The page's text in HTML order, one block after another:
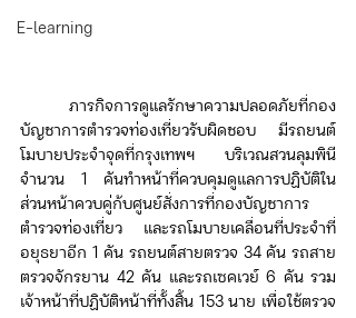
E-learning
บัญชาการตำรวจท่องเที่ยวรับผิดชอบ มีรถยนต์
โมบายประจำจุดที่กรุงเทพฯ บริเวณสวนลุมพินี
จำนวน 1 คันทำหน้าที่ควบคุมดูแลการปฏิบัติใน
ส่วนหน้าควบคู่ก้บศูนย์สั่งการที่กองบัญชาการ
ตำรวจท่องเที่ยว และรถโมบายเคลื่อนที่ประจำที่
อยุธยาอีก 1 คัน รถยนต์สายตรวจ 34 คัน รถสาย
ตรวจจักรยาน 42 คัน และรถเซคเวย์ 6 คัน รวม
เจ้าหน้าที่ปฏิบัติหน้าที่ทั้งสิ้น 153 นาย เพื่อใช้ตรวจ